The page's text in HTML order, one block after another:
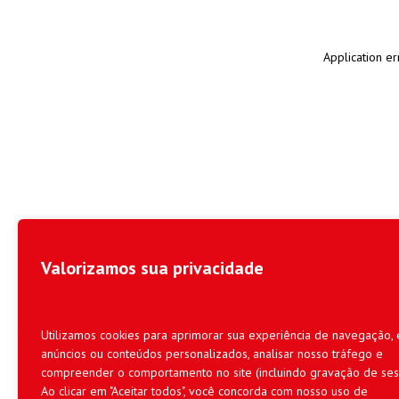
Valorizamos sua privacidade
Utilizamos cookies para aprimorar sua experiência de navegação,
anúncios ou conteúdos personalizados, analisar nosso tráfego e
compreender o comportamento no site (incluindo gravação de
Ao clicar em "Aceitar todos", você concorda com nosso uso de
Application